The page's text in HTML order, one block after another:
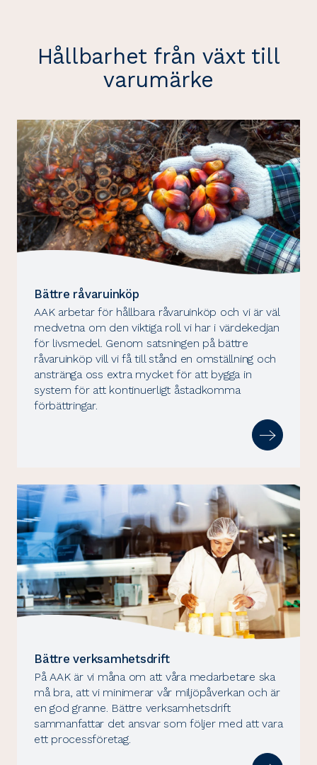
Hållbarhet från växt till
varumärke
Bättre råvaruinköp
AAK arbetar för hållbara råvaruinköp och vi är väl
medvetna om den viktiga roll vi har i värdekedjan
för livsmedel. Genom satsningen på bättre
råvaruinköp vill vi få till stånd en omställning och
anstränga oss extra mycket för att bygga in
system för att kontinuerligt åstadkomma
förbättringar.
Bättre verksamhetsdrift
På AAK är vi måna om att våra medarbetare ska
må bra, att vi minimerar vår miljöpåverkan och är
en god granne. Bättre verksamhetsdrift
sammanfattar det ansvar som följer med att vara
ett processföretag.